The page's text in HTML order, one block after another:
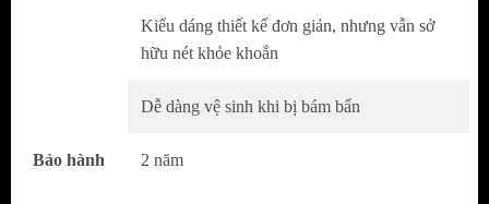
Thương hiệu: B-Gem
Vòi chén nóng lạnh
Kiểu dáng thiết kế đơn giản, nhưng vẫn sở
hữu nét khỏe khoắn
Dễ dàng vệ sinh khi bị bám bẩn
Bảo hành 2 năm